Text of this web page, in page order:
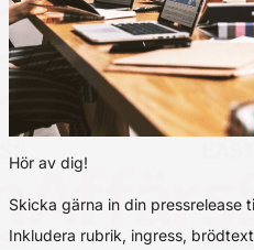
Hör av dig!
Skicka gärna in din pressrelease
Inkludera rubrik, ingress,